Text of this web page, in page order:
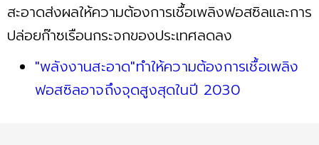
สะอาดส่งผลให้ความต้องการเชื้อเพลิงฟอสซิลและการ
ปล่อยก๊าซเรือนกระจกของประเทศลดลง
"พลังงานสะอาด"ทำให้ความต้องการเชื้อเพลิง
ฟอสซิลอาจถึงจุดสูงสุดในปี 2030